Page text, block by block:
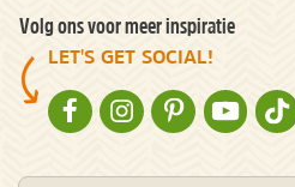
Volg ons voor meer inspiratie
LET'S GET SOCIAL!
NATURESCANNER OP
NATURESCANNER OP